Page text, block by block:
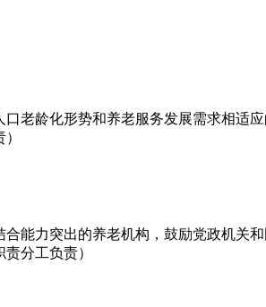
老龄化形势和养老服务发展需求相适
能力突出的养老机构，鼓励党政机关
分工负责）